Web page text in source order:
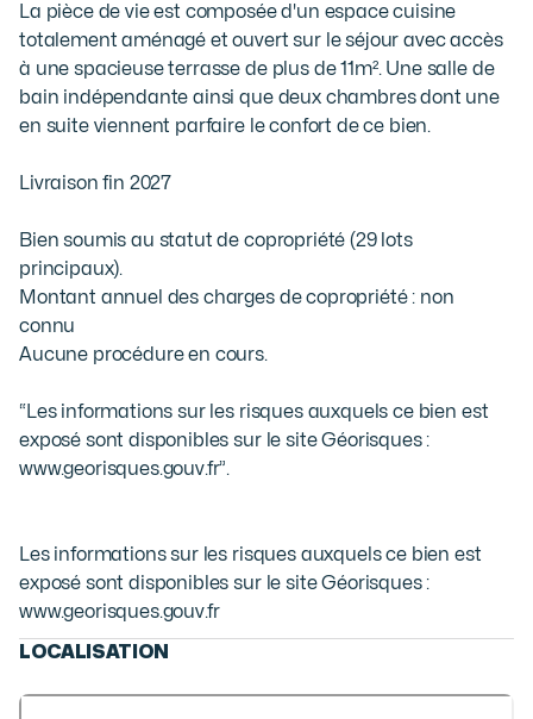
La pièce de vie est composée d'un espace cuisine
totalement aménagé et ouvert sur le séjour avec accès
à une spacieuse terrasse de plus de 11m². Une salle de
bain indépendante ainsi que deux chambres dont une
en suite viennent parfaire le confort de ce bien.
Livraison fin 2027
Bien soumis au statut de copropriété (29 lots
principaux).
Montant annuel des charges de copropriété : non
connu
Aucune procédure en cours.
“Les informations sur les risques auxquels ce bien est
exposé sont disponibles sur le site Géorisques :
www.georisques.gouv.fr”.
Les informations sur les risques auxquels ce bien est
exposé sont disponibles sur le site Géorisques :
www.georisques.gouv.fr
LOCALISATION